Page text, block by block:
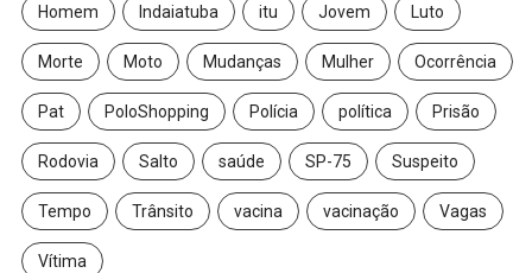
Homem Indaiatuba itu Jovem Luto
Morte Moto Mudanças Mulher Ocorrência
Pat PoloShopping Polícia política Prisão
Rodovia Salto saúde SP-75 Suspeito
Tempo Trânsito vacina vacinação Vagas
Vítima